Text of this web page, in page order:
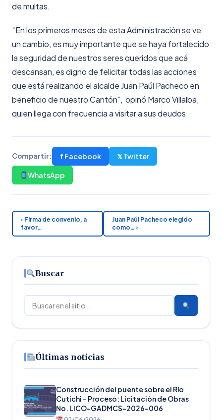
de multas.
“En los primeros meses de esta Administración se ve
un cambio, es muy importante que se haya fortalecido
la seguridad de nuestros seres queridos que acá
descansan, es digno de felicitar todas las acciones
que está realizando el alcalde Juan Paúl Pacheco en
beneficio de nuestro Cantón”, opinó Marco Villalba,
quien llega con frecuencia a visitar a sus deudos.
Compartir: f Facebook 𝕏 Twitter
WhatsApp
‹ Firma de convenio, a
favor…
Juan Paúl Pacheco elegido
como… ›
Buscar
Buscar
Últimas noticias
Construcción del puente sobre el Río
Cutichi – Proceso: Licitación de Obras
No. LICO-GADMCS-2026-006